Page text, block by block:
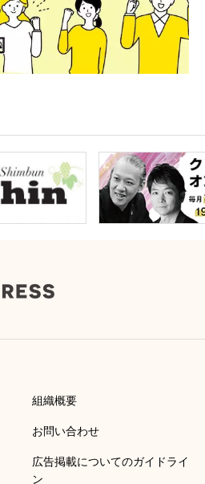
組織概要
お問い合わせ
広告掲載についてのガイドライ
ン